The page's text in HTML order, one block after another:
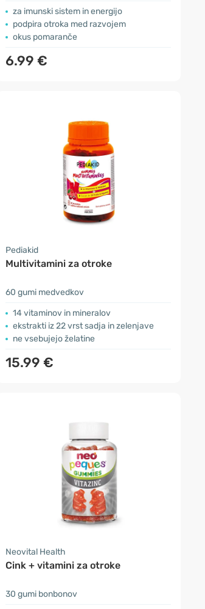
za imunski sistem in energijo
podpira otroka med razvojem
okus pomaranče
6.99 €
Pediakid
Multivitamini za otroke
60 gumi medvedkov
14 vitaminov in mineralov
ekstrakti iz 22 vrst sadja in zelenjave
ne vsebujejo želatine
15.99 €
Neovital Health
Cink + vitamini za otroke
30 gumi bonbonov